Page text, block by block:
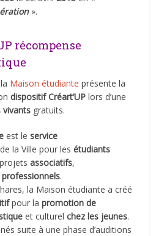
».
récompense
Maison étudiante présente la
dispositif Créart’UPlors d’une
vivants gratuits.
est leservice
de la Ville pour lesétudiants
associatifs,
professionnels.
la Maison étudiante a créé
pour lapromotion de
et culturelchez les jeunes.
suite à une phase d’auditions